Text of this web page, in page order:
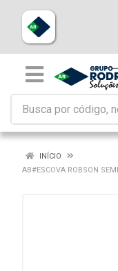
INÍCIO
AB#ESCOVA ROBSON